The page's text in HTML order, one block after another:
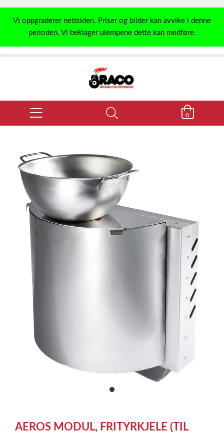
Vi oppgraderer nettsiden. Priser og bilder kan avvike i denne
perioden. Vi beklager ulempene dette kan medføre.
0
item
of
AEROS MODUL, FRITYRKJELE (TIL